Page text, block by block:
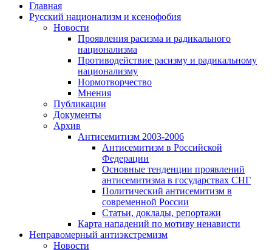
Главная
Русский национализм и ксенофобия
Новости
Проявления расизма и радикального
национализма
Противодействие расизму и радикальному
национализму
Нормотворчество
Мнения
Публикации
Документы
Архив
Антисемитизм 2003-2006
Антисемитизм в Российской
Федерации
Основные тенденции проявлений
антисемитизма в государствах СНГ
Политический антисемитизм в
современной России
Статьи, доклады, репортажи
Карта нападений по мотиву ненависти
Неправомерный антиэкстремизм
Новости